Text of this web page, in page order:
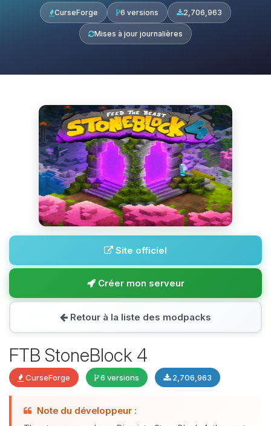
CurseForge 6 versions 2,706,963
Mises à jour journalières
Site officiel
Créer mon serveur
Retour à la liste des modpacks
FTB StoneBlock 4
CurseForge 6 versions 2,706,963
Note du développeur :